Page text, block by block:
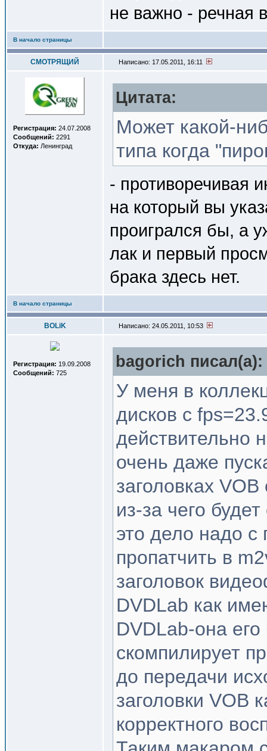
не важно - речная
В начало страницы
СМОТРЯЩИЙ Написано: 17.05.2011, 16:11
Регистрация: 24.07.2008
Сообщений: 2291
Откуда: Ленинград
Цитата:
Может какой-
типа когда
- противоречивая
на который вы
проигрался бы, а
лак и первый
брака здесь нет.
В начало страницы
BOLiK Написано: 24.05.2011, 10:53
Регистрация: 19.09.2008
Сообщений: 725
bagorich писал(a):
У меня в
дисков с
действительно
очень даже
заголовках
из-за чего
это дело надо
пропатчить в
заголовок
DVDLab как
DVDLab-она
скомпилирует
до передачи
заголовки VOB
корректного